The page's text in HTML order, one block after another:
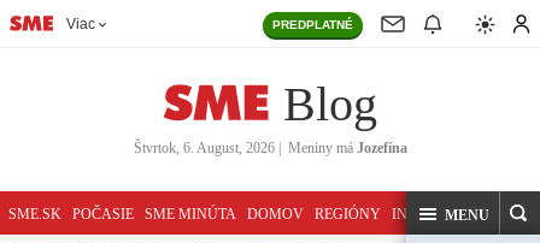
Viac PREDPLATNÉ
Blog
Štvrtok, 6. August, 2026| Meniny má Jozefína
SME.SK POČASIE SME MINÚTA DOMOV REGIÓNY INDEX SVET
HĽADAJMENU